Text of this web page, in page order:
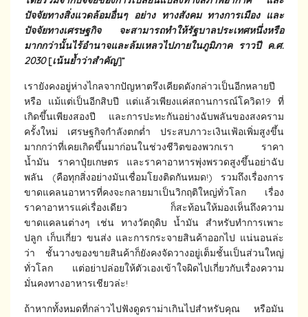
ปัจจัยทางสิ่งแวดล้อมอื่นๆ อย่าง ทางสังคม ทางการเมือง และ
ปัจจัยทางเศรษฐกิจ จะสามารถทำให้รัฐบาลประเทศหนึ่งหรือ
มากกว่านั้นไร้อำนาจและล้มเหลวไปภายในภูมิภาค ราวปี ค.ศ.
2030[เน้นย้ำว่าสำคัญ]”
เรายังคงอยู่ห่างไกลจากปัญหาตรึงเคียดดังกล่าวเป็นอีกหลายปี
หรือ แม้แต่เป็นอีกสิบปี แต่แล้วเพียงแค่สถานการณ์โควิด19 ที่
เกิดขึ้นเพียงสองปี และการปะทะกันอย่างฉับพลันของสงคราม
ครั้งใหม่ เศรษฐกิจกำลังตกต่ำ ประสบภาวะเงินเฟ้อเพิ่มสูงขึ้น
มากกว่าที่เคยเกิดขึ้นมาก่อนในช่วงชีวิตของพวกเรา ราคา
น้ำมัน ราคาปุ๋ยเกษตร และราคาอาหารพุ่งพรวดสูงขึ้นอย่าฉับ
พลัน (คือทุกสิ่งอย่างมันเชื่อมโยงติดกันหมด!) รวมถึงเรื่องการ
ขาดแคลนอาหารที่คงจะกลายมาเป็นวิกฤติใหญ่ทั่วโลก เรื่อง
ราคาอาหารแค่เรื่องเดียว ก็สะท้อนให้มองเห็นถึงความ
ขาดแคลนต่างๆ เช่น ทางวัตถุดิบ น้ำมัน สำหรับทำการเพาะ
ปลูก เก็บเกี่ยว ขนส่ง และการกระจายสินค้าออกไป แน่นอนล่ะ
ว่า ชั้นวางของขายสินค้าก็ยังคงจัดวางอยู่เต็มชั้นเป็นส่วนใหญ่
ทั่วโลก แต่อย่าปล่อยให้ตัวเองเข้าใจผิดไปเกี่ยวกับเรื่องความ
มั่นคงทางอาหารเชียวล่ะ!
ถ้าหากทั้งหมดที่กล่าวไปฟังดูดราม่าเกินไปสำหรับคุณ หรือมัน